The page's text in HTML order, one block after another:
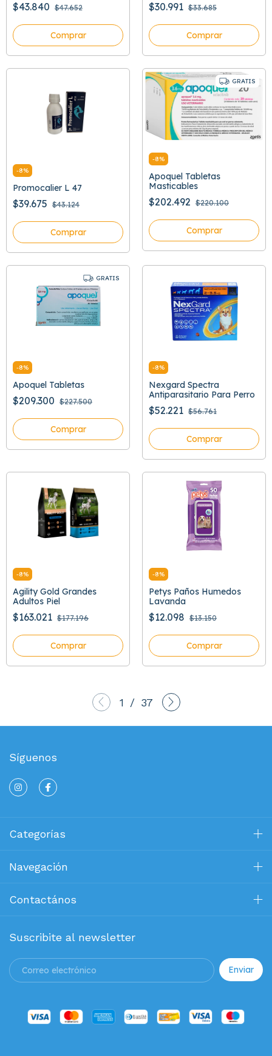
$43.840 $47.652
Comprar
$30.991 $33.685
Comprar
-8%
Promocalier L 47
$39.675 $43.124
Comprar
GRATIS
-8%
Apoquel Tabletas
Masticables
$202.492 $220.100
Comprar
GRATIS
-8%
Apoquel Tabletas
$209.300 $227.500
Comprar
-8%
Nexgard Spectra
Antiparasitario Para Perro
$52.221 $56.761
Comprar
-8%
Agility Gold Grandes
Adultos Piel
$163.021 $177.196
Comprar
-8%
Petys Paños Humedos
Lavanda
$12.098 $13.150
Comprar
1 / 37
Síguenos
Categorías
Navegación
Contactános
Suscribite al newsletter